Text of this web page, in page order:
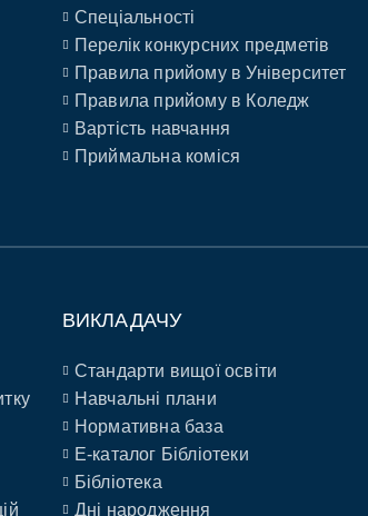
Спеціальності
Перелік конкурсних предметів
Правила прийому в Університет
Правила прийому в Коледж
Вартість навчання
Приймальна коміся
ВИКЛАДАЧУ
Стандарти вищої освіти
Навчальні плани
Нормативна база
E-каталог Бібліотеки
Бібліотека
Дні народження